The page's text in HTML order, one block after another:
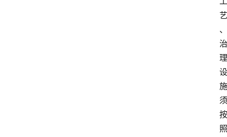
艺
、
治
理
设
施
须
按
照